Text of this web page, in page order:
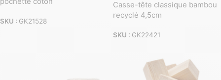
SKU : GK21528
Casse-tête classique bambou
recyclé 4,5cm
SKU : GK22421